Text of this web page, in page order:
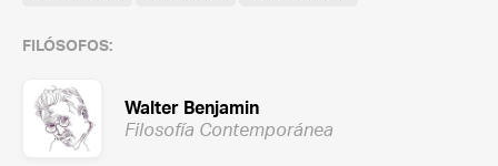
FILÓSOFOS:
Walter Benjamin
Filosofía Contemporánea